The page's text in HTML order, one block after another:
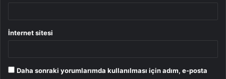
İnternet sitesi
Daha sonraki yorumlarımda kullanılması için adım, e-posta